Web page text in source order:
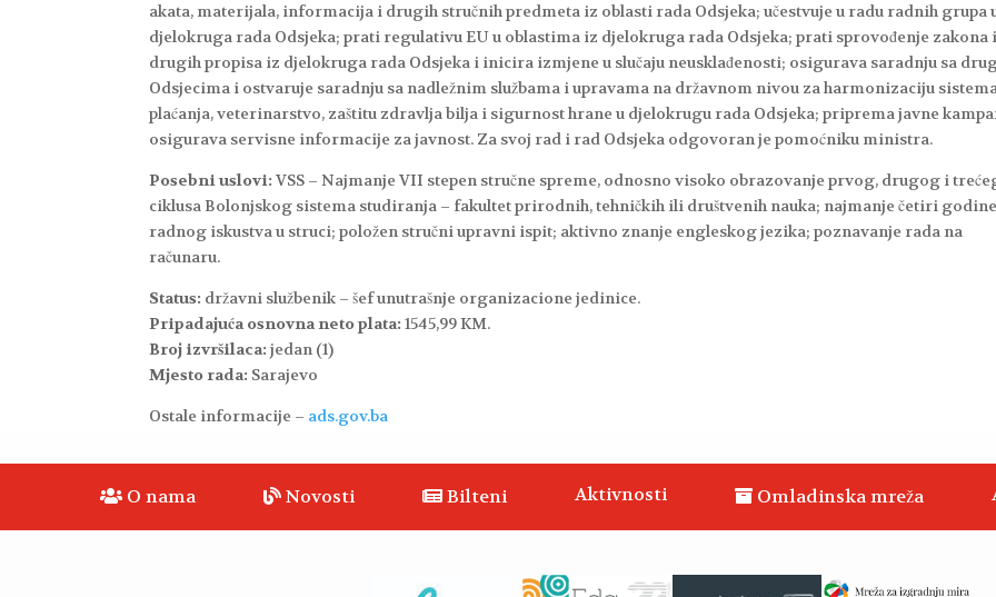
akata, materijala, informacija i drugih stručnih predmeta iz oblasti rada Odsjeka; učestvuje u radu radnih grupa
djelokruga rada Odsjeka; prati regulativu EU u oblastima iz djelokruga rada Odsjeka; prati sprovođenje zakona i
drugih propisa iz djelokruga rada Odsjeka i inicira izmjene u slučaju neusklađenosti; osigurava saradnju sa
Odsjecima i ostvaruje saradnju sa nadležnim službama i upravama na državnom nivou za harmonizaciju
plaćanja, veterinarstvo, zaštitu zdravlja bilja i sigurnost hrane u djelokrugu rada Odsjeka; priprema javne
osigurava servisne informacije za javnost. Za svoj rad i rad Odsjeka odgovoran je pomoćniku ministra.
Posebni uslovi: VSS – Najmanje VII stepen stručne spreme, odnosno visoko obrazovanje prvog, drugog i
ciklusa Bolonjskog sistema studiranja – fakultet prirodnih, tehničkih ili društvenih nauka; najmanje četiri godine
radnog iskustva u struci; položen stručni upravni ispit; aktivno znanje engleskog jezika; poznavanje rada na
računaru.
Status: državni službenik – šef unutrašnje organizacione jedinice.
Pripadajuća osnovna neto plata: 1545,99 KM.
Broj izvršilaca: jedan (1)
Mjesto rada: Sarajevo
Ostale informacije – ads.gov.ba
O nama Novosti Bilteni Aktivnosti Omladinska mreža